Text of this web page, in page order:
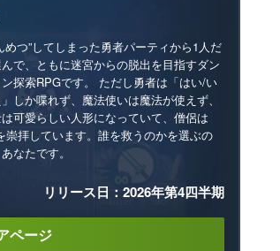
めつ”してしまった勇者パーティから1人だ
で、ともに迷宮からの脱出を目指すダン
探索RPGです。 ただし勇者は「はい/い
しか喋れず、魔法使いは魔法が使えず、
可愛らしい人形になっていて、僧侶は
崇拝しています。誰を救うのかを選ぶの
なたです。
リリース日：2026年第4四半期
ページ